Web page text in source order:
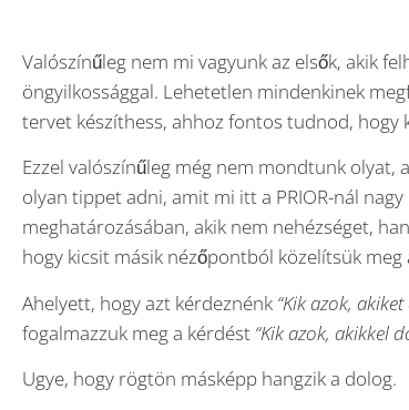
Valószínűleg nem mi vagyunk az elsők, akik
öngyilkossággal. Lehetetlen mindenkinek
tervet készíthess, ahhoz fontos tudnod, hogy
Ezzel valószínűleg még nem mondtunk olyat,
olyan tippet adni, amit mi itt a PRIOR-nál
meghatározásában, akik nem nehézséget,
hogy kicsit másik nézőpontból közelítsük
Ahelyett, hogy azt kérdeznénk “Kik azok,
fogalmazzuk meg a kérdést “Kik azok, akikkel
Ugye, hogy rögtön másképp hangzik a dolog.